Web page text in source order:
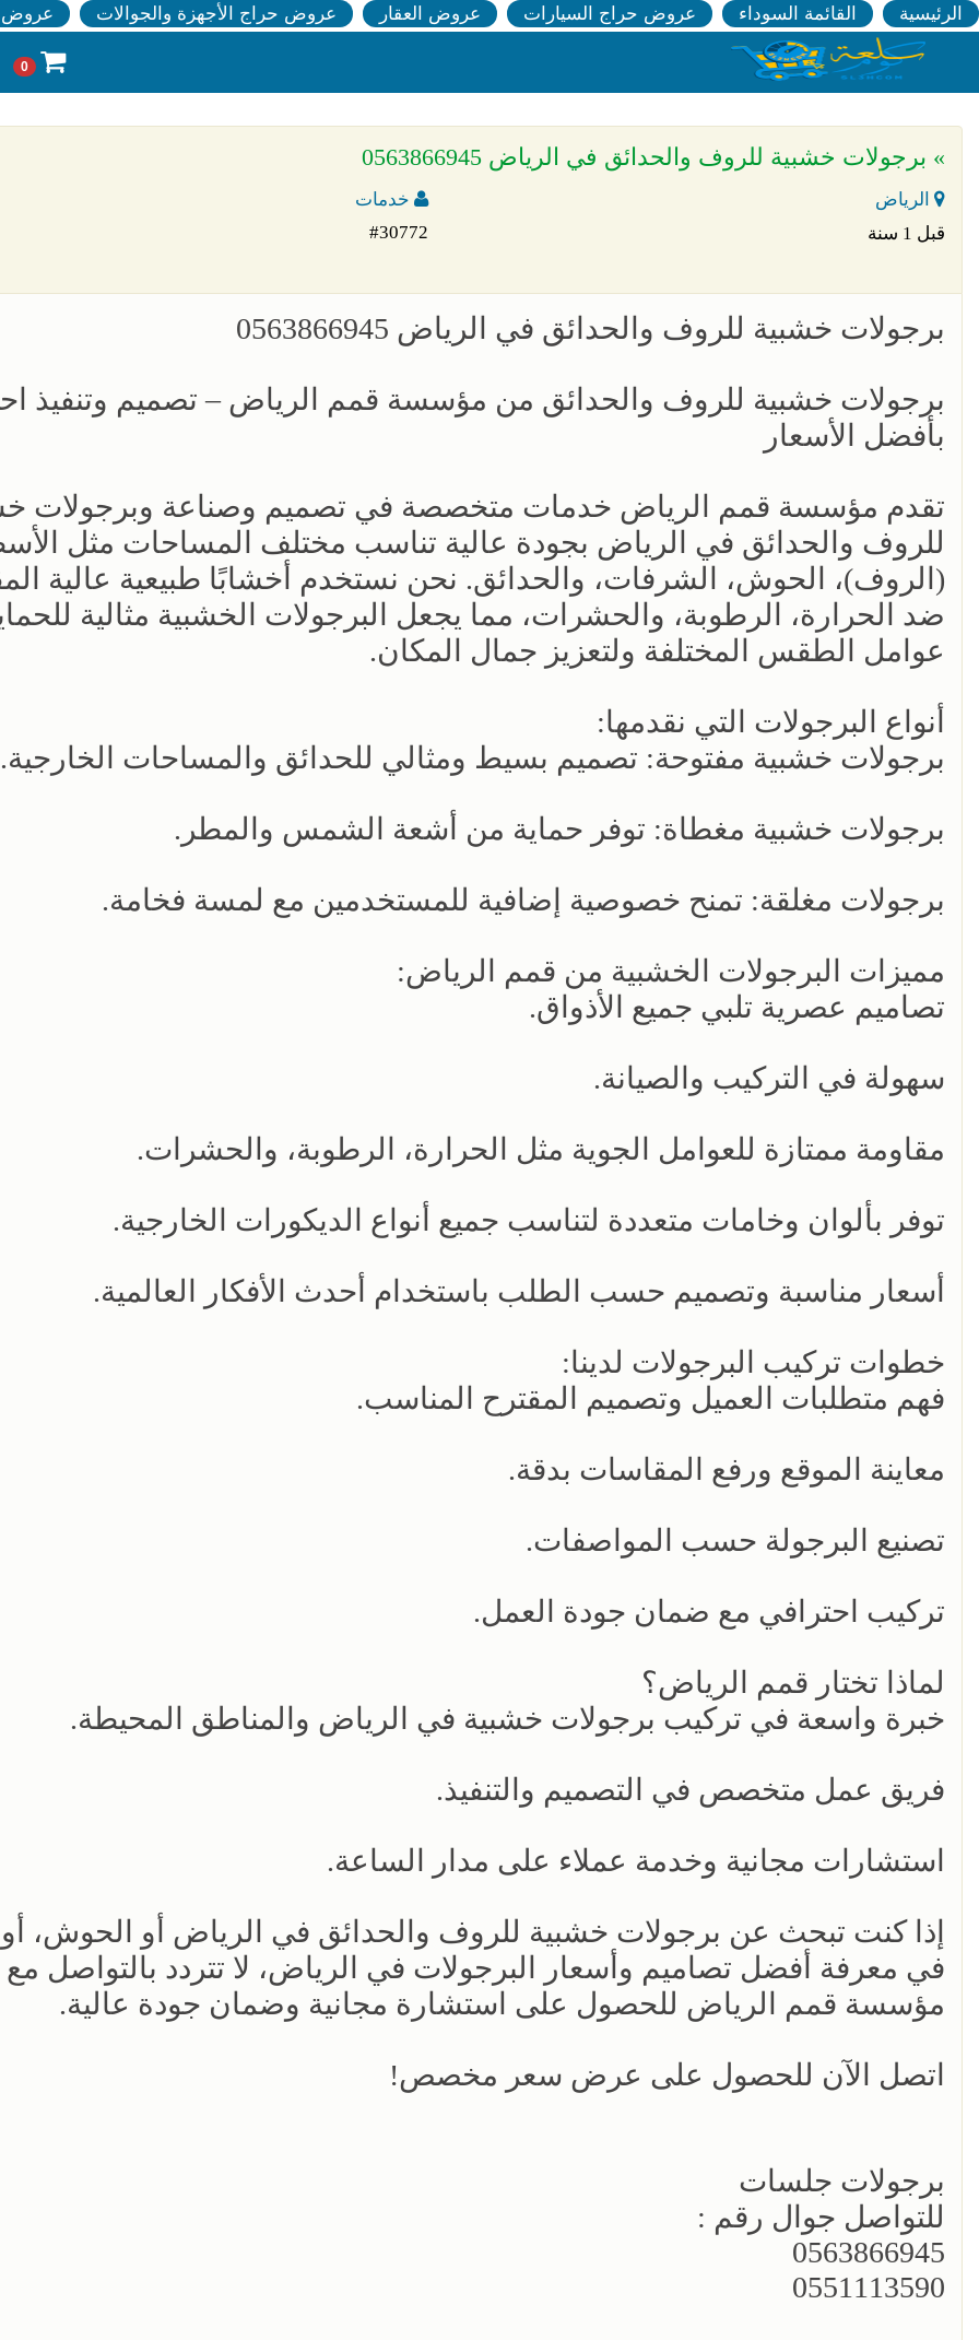
الرئيسية القائمة السوداء عروض حراج السيارات عروض العقار عروض حراج الأجهزة والجوالات عروض
0
» برجولات خشبية للروف والحدائق في الرياض 0563866945
الرياض
خدمات
قبل 1 سنة
#30772
برجولات خشبية للروف والحدائق في الرياض 0563866945
برجولات خشبية للروف والحدائق من مؤسسة قمم الرياض – تصميم وتنفيذ
بأفضل الأسعار
تقدم مؤسسة قمم الرياض خدمات متخصصة في تصميم وصناعة وبرجولات
للروف والحدائق في الرياض بجودة عالية تناسب مختلف المساحات مثل
(الروف)، الحوش، الشرفات، والحدائق. نحن نستخدم أخشابًا طبيعية عالية
ضد الحرارة، الرطوبة، والحشرات، مما يجعل البرجولات الخشبية مثالية
عوامل الطقس المختلفة ولتعزيز جمال المكان.
أنواع البرجولات التي نقدمها:
برجولات خشبية مفتوحة: تصميم بسيط ومثالي للحدائق والمساحات الخارجية.
برجولات خشبية مغطاة: توفر حماية من أشعة الشمس والمطر.
برجولات مغلقة: تمنح خصوصية إضافية للمستخدمين مع لمسة فخامة.
مميزات البرجولات الخشبية من قمم الرياض:
تصاميم عصرية تلبي جميع الأذواق.
سهولة في التركيب والصيانة.
مقاومة ممتازة للعوامل الجوية مثل الحرارة، الرطوبة، والحشرات.
توفر بألوان وخامات متعددة لتناسب جميع أنواع الديكورات الخارجية.
أسعار مناسبة وتصميم حسب الطلب باستخدام أحدث الأفكار العالمية.
خطوات تركيب البرجولات لدينا:
فهم متطلبات العميل وتصميم المقترح المناسب.
معاينة الموقع ورفع المقاسات بدقة.
تصنيع البرجولة حسب المواصفات.
تركيب احترافي مع ضمان جودة العمل.
لماذا تختار قمم الرياض؟
خبرة واسعة في تركيب برجولات خشبية في الرياض والمناطق المحيطة.
فريق عمل متخصص في التصميم والتنفيذ.
استشارات مجانية وخدمة عملاء على مدار الساعة.
إذا كنت تبحث عن برجولات خشبية للروف والحدائق في الرياض أو الحوش،
في معرفة أفضل تصاميم وأسعار البرجولات في الرياض، لا تتردد بالتواصل مع
مؤسسة قمم الرياض للحصول على استشارة مجانية وضمان جودة عالية.
اتصل الآن للحصول على عرض سعر مخصص!
برجولات جلسات
للتواصل جوال رقم :
0563866945
0551113590